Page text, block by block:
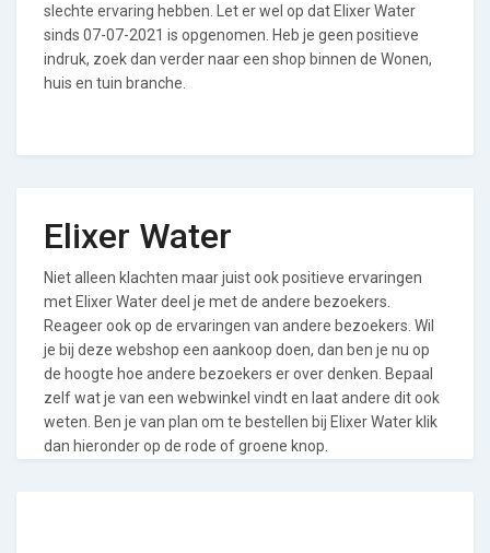
slechte ervaring hebben. Let er wel op dat Elixer Water
sinds 07-07-2021 is opgenomen. Heb je geen positieve
indruk, zoek dan verder naar een shop binnen de Wonen,
huis en tuin branche.
Elixer Water
Niet alleen klachten maar juist ook positieve ervaringen
met Elixer Water deel je met de andere bezoekers.
Reageer ook op de ervaringen van andere bezoekers. Wil
je bij deze webshop een aankoop doen, dan ben je nu op
de hoogte hoe andere bezoekers er over denken. Bepaal
zelf wat je van een webwinkel vindt en laat andere dit ook
weten. Ben je van plan om te bestellen bij Elixer Water klik
dan hieronder op de rode of groene knop.